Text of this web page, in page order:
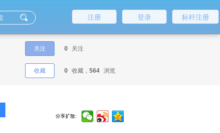
标杆注册
登录
注册
关注 0 关注
收藏 0 收藏， 564 浏览
分享扩散: